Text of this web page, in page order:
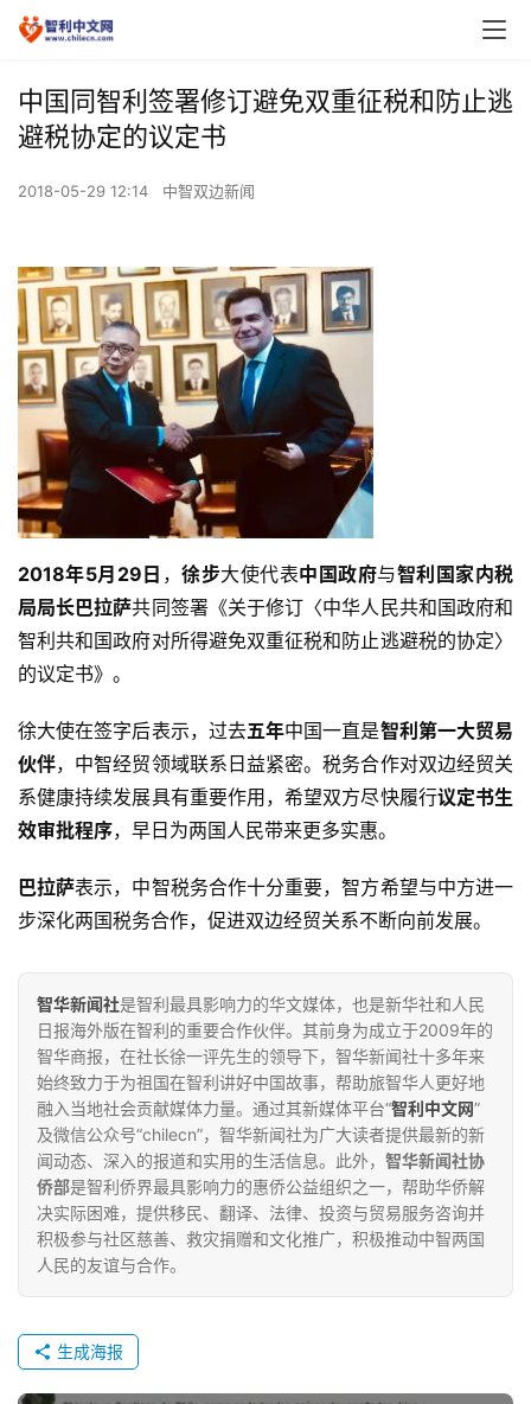
中国同智利签署修订避免双重征税和防止逃
避税协定的议定书
2018-05-29 12:14 中智双边新闻
2018年5月29日 ，徐步大使代表中国政府与智利国家内税
局局长巴拉萨共同签署《关于修订〈中华人民共和国政府和
智利共和国政府对所得避免双重征税和防止逃避税的协定〉
的议定书》。
徐大使在签字后表示，过去五年中国一直是智利第一大贸易
伙伴，中智经贸领域联系日益紧密。税务合作对双边经贸关
系健康持续发展具有重要作用，希望双方尽快履行议定书生
效审批程序，早日为两国人民带来更多实惠。
巴拉萨表示，中智税务合作十分重要，智方希望与中方进一
步深化两国税务合作，促进双边经贸关系不断向前发展。
智华新闻社是智利最具影响力的华文媒体，也是新华社和人民
日报海外版在智利的重要合作伙伴。其前身为成立于2009年的
智华商报，在社长徐一评先生的领导下，智华新闻社十多年来
始终致力于为祖国在智利讲好中国故事，帮助旅智华人更好地
融入当地社会贡献媒体力量。通过其新媒体平台“智利中文网”
及微信公众号“chilecn”，智华新闻社为广大读者提供最新的新
闻动态、深入的报道和实用的生活信息。此外， 智华新闻社协
侨部是智利侨界最具影响力的惠侨公益组织之一，帮助华侨解
决实际困难，提供移民、翻译、法律、投资与贸易服务咨询并
积极参与社区慈善、救灾捐赠和文化推广，积极推动中智两国
人民的友谊与合作。
生成海报